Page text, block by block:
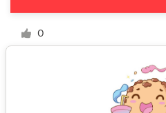
0
1